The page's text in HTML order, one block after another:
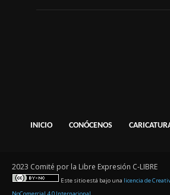
INICIO CONÓCENOS
2023 Comité por la Libre Expresión C-LIBRE
Este sitio está bajo una licencia de